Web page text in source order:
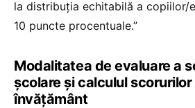
la distribuția echitabilă a copiilor/
10 puncte procentuale.”
Modalitatea de evaluare a
școlare și calculul
învățământ